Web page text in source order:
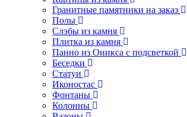
Гранитные памятники на заказ
Полы
Слэбы из камня
Плитка из камня
Панно из Оникса с подсветкой
Беседки
Статуи
Иконостас
Фонтаны
Колонны